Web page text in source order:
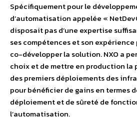
Spécifiquement pour le
d’automatisation appelée «
disposait pas d’une expertise
ses compétences et son
co-développer la solution. NXO a
choix et de mettre en production la
des premiers déploiements des
pour bénéficier de gains en termes
déploiement et de sûreté de
l’automatisation.